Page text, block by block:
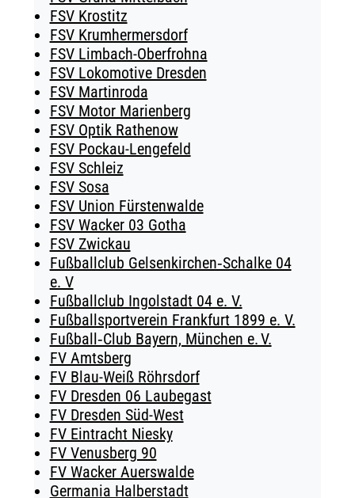
FSV Krostitz
FSV Krumhermersdorf
FSV Limbach-Oberfrohna
FSV Lokomotive Dresden
FSV Martinroda
FSV Motor Marienberg
FSV Optik Rathenow
FSV Pockau-Lengefeld
FSV Schleiz
FSV Sosa
FSV Union Fürstenwalde
FSV Wacker 03 Gotha
FSV Zwickau
Fußballclub Gelsenkirchen‑Schalke 04
e. V
Fußballclub Ingolstadt 04 e. V.
Fußballsportverein Frankfurt 1899 e. V.
Fußball‑Club Bayern, München e. V.
FV Amtsberg
FV Blau-Weiß Röhrsdorf
FV Dresden 06 Laubegast
FV Dresden Süd-West
FV Eintracht Niesky
FV Venusberg 90
FV Wacker Auerswalde
Germania Halberstadt